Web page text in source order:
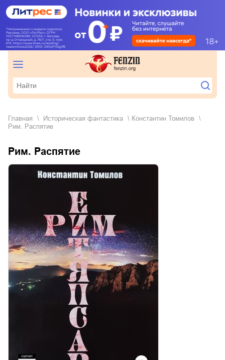
Главная историческая фантастика
Константин Томилов
Рим. Распятие
Рим. Распятие